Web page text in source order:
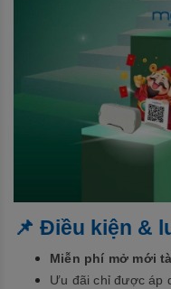
📌 Điều kiện &
Miễn phí mở mới
Ưu đãi chỉ được áp